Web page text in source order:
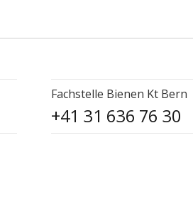
Fachstelle Bienen Kt Bern
+41 31 636 76 30